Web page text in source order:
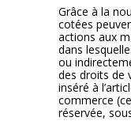
Grâce à la
cotées
actions aux
dans
ou
des droits de
inséré à
commerce
réservée,